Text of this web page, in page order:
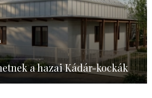
a hazai Kádár-kockák